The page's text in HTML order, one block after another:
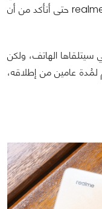
من انتظار الفحص الذي تقوم به واجهة realme UI حتى أتأكد من أن
سيتلقاها الهاتف، ولكن
عامين من إطلاقه،